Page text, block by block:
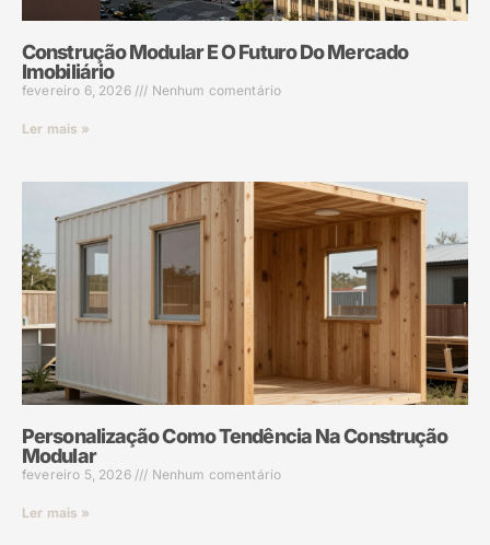
Construção Modular E O Futuro Do Mercado
Imobiliário
fevereiro 6, 2026 Nenhum comentário
Ler mais »
Personalização Como Tendência Na Construção
Modular
fevereiro 5, 2026 Nenhum comentário
Ler mais »